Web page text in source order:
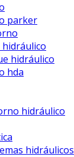
parker
hidráulico
hda
hidráulico
hidráulicos